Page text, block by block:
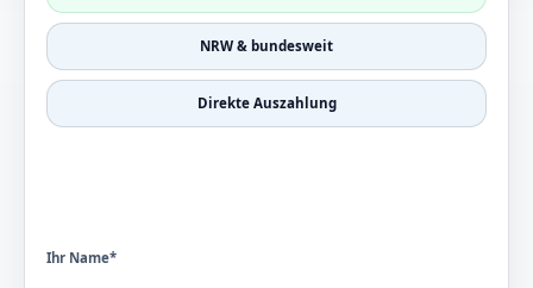
NRW & bundesweit
Direkte Auszahlung
Ihr Name*